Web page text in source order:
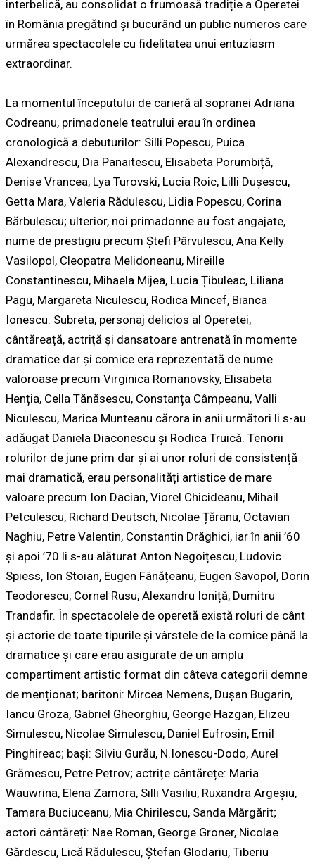
interbelică, au consolidat o frumoasă tradiție a Operetei
în România pregătind și bucurând un public numeros care
urmărea spectacolele cu fidelitatea unui entuziasm
extraordinar.
La momentul începutului de carieră al sopranei Adriana
Codreanu, primadonele teatrului erau în ordinea
cronologică a debuturilor: Silli Popescu, Puica
Alexandrescu, Dia Panaitescu, Elisabeta Porumbiță,
Denise Vrancea, Lya Turovski, Lucia Roic, Lilli Dușescu,
Getta Mara, Valeria Rădulescu, Lidia Popescu, Corina
Bărbulescu; ulterior, noi primadonne au fost angajate,
nume de prestigiu precum Ștefi Pârvulescu, Ana Kelly
Vasilopol, Cleopatra Melidoneanu, Mireille
Constantinescu, Mihaela Mijea, Lucia Țibuleac, Liliana
Pagu, Margareta Niculescu, Rodica Mincef, Bianca
Ionescu. Subreta, personaj delicios al Operetei,
cântăreață, actriță și dansatoare antrenată în momente
dramatice dar și comice era reprezentată de nume
valoroase precum Virginica Romanovsky, Elisabeta
Henția, Cella Tănăsescu, Constanța Câmpeanu, Valli
Niculescu, Marica Munteanu cărora în anii următori li s-au
adăugat Daniela Diaconescu și Rodica Truică. Tenorii
rolurilor de june prim dar și ai unor roluri de consistență
mai dramatică, erau personalități artistice de mare
valoare precum Ion Dacian, Viorel Chicideanu, Mihail
Petculescu, Richard Deutsch, Nicolae Țăranu, Octavian
Naghiu, Petre Valentin, Constantin Drăghici, iar în anii ’60
și apoi ’70 li s-au alăturat Anton Negoițescu, Ludovic
Spiess, Ion Stoian, Eugen Fânățeanu, Eugen Savopol, Dorin
Teodorescu, Cornel Rusu, Alexandru Ioniță, Dumitru
Trandafir. În spectacolele de operetă există roluri de cânt
și actorie de toate tipurile și vârstele de la comice până la
dramatice și care erau asigurate de un amplu
compartiment artistic format din câteva categorii demne
de menționat; baritoni: Mircea Nemens, Dușan Bugarin,
Iancu Groza, Gabriel Gheorghiu, George Hazgan, Elizeu
Simulescu, Nicolae Simulescu, Daniel Eufrosin, Emil
Pinghireac; bași: Silviu Gurău, N.Ionescu-Dodo, Aurel
Grămescu, Petre Petrov; actrițe cântărețe: Maria
Wauwrina, Elena Zamora, Silli Vasiliu, Ruxandra Argeșiu,
Tamara Buciuceanu, Mia Chirilescu, Sanda Mărgărit;
actori cântăreți: Nae Roman, George Groner, Nicolae
Gărdescu, Lică Rădulescu, Ștefan Glodariu, Tiberiu